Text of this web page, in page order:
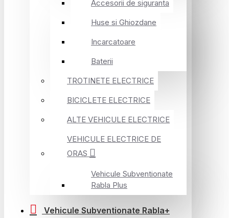
Accesorii de siguranta
Huse si Ghiozdane
Incarcatoare
Baterii
TROTINETE ELECTRICE
BICICLETE ELECTRICE
ALTE VEHICULE ELECTRICE
VEHICULE ELECTRICE DE
ORAS
Vehicule Subventionate
Rabla Plus
Vehicule Subventionate Rabla+